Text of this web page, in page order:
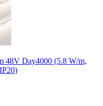
48V Day4000 (5.8 W/m,